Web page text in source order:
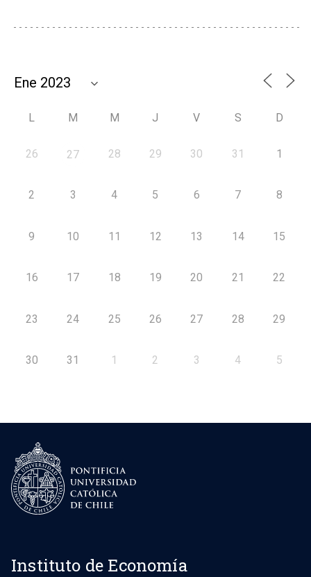
L M M J V S D
26 27 28 29 30 31 1
2 3 4 5 6 7 8
9 10 11 12 13 14 15
16 17 18 19 20 21 22
23 24 25 26 27 28 29
30 31 1 2 3 4 5
Instituto de Economía